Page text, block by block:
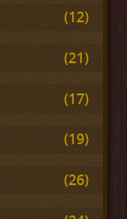
(12)
(21)
(17)
(19)
(26)